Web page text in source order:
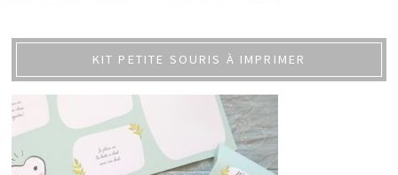
KIT PETITE SOURIS À IMPRIMER